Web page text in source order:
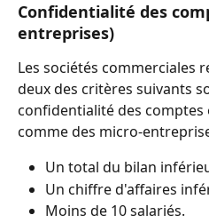
Confidentialité des
entreprises)
Les sociétés commerciales
deux des critères suivants
confidentialité des comptes
comme des micro-
Un total du bilan
Un chiffre d'affaires
Moins de 10 salariés.